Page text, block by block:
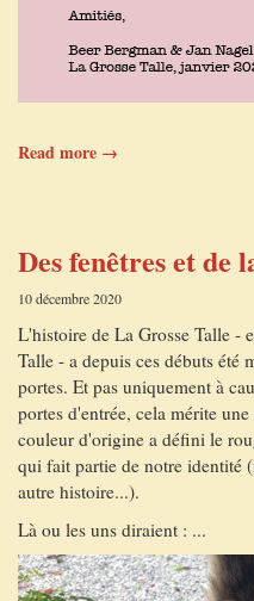
Read more →
Des fenêtres et de
10 décembre 2020
L'histoire de La Grosse Talle -
Talle - a depuis ces débuts été
portes. Et pas uniquement à
portes d'entrée, cela mérite
couleur d'origine a défini le
qui fait partie de notre identité
autre histoire...).
Là ou les uns diraient : ...